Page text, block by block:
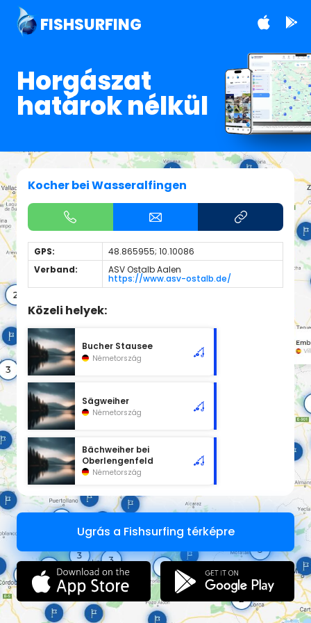
FISHSURFING
Horgászat
határok nélkül
Kocher bei Wasseralfingen
GPS:
48.865955; 10.10086
Verband:
ASV Ostalb Aalen
https://www.asv-ostalb.de/
Közeli helyek:
Bucher Stausee
Németország
Sägweiher
Németország
Bächweiher bei
Oberlengenfeld
Németország
Ugrás a Fishsurfing térképre